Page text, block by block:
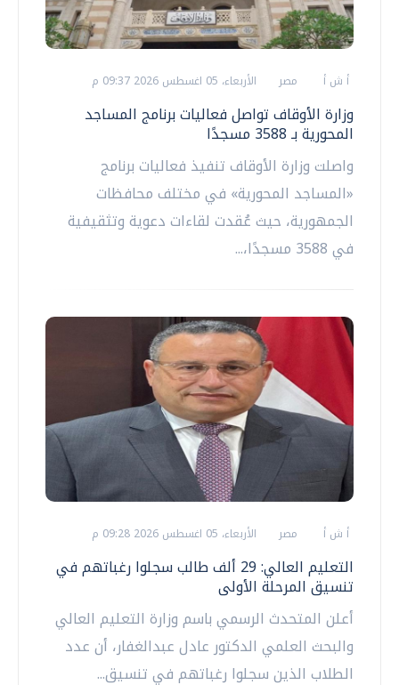
أ ش أ مصر الأربعاء، 05 اغسطس 2026 09:37 م
وزارة الأوقاف تواصل فعاليات برنامج المساجد
المحورية بـ 3588 مسجدًا
واصلت وزارة الأوقاف تنفيذ فعاليات برنامج
«المساجد المحورية» في مختلف محافظات
الجمهورية، حيث عُقدت لقاءات دعوية وتثقيفية
في 3588 مسجدًا،...
أ ش أ مصر الأربعاء، 05 اغسطس 2026 09:28 م
التعليم العالي: 29 ألف طالب سجلوا رغباتهم في
تنسيق المرحلة الأولى
أعلن المتحدث الرسمي باسم وزارة التعليم العالي
والبحث العلمي الدكتور عادل عبدالغفار، أن عدد
الطلاب الذين سجلوا رغباتهم في تنسيق...